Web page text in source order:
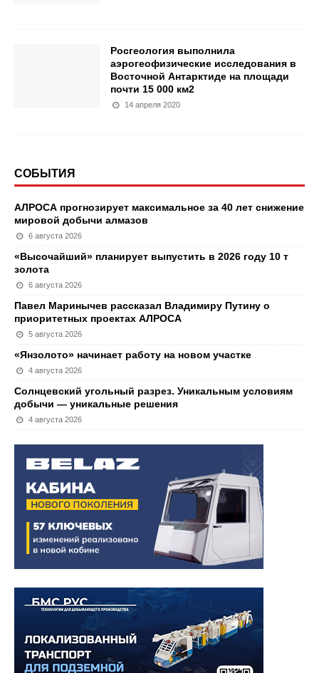
Росгеология выполнила
аэрогеофизические исследования в
Восточной Антарктиде на площади
почти 15 000 км2
14 апреля 2020
СОБЫТИЯ
АЛРОСА прогнозирует максимальное за 40 лет снижение
мировой добычи алмазов
6 августа 2026
«Высочайший» планирует выпустить в 2026 году 10 т
золота
6 августа 2026
Павел Маринычев рассказал Владимиру Путину о
приоритетных проектах АЛРОСА
5 августа 2026
«Янзолото» начинает работу на новом участке
4 августа 2026
Солнцевский угольный разрез. Уникальным условиям
добычи — уникальные решения
4 августа 2026